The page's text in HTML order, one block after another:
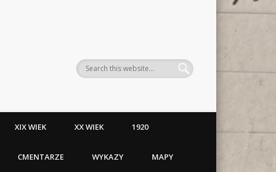
XIX WIEK XX WIEK 1920
CMENTARZE WYKAZY MAPY